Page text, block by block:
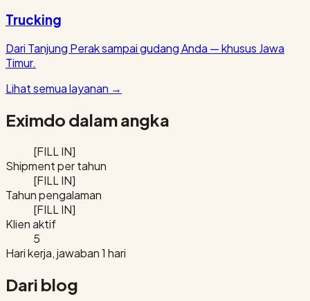
Trucking
Dari Tanjung Perak sampai gudang Anda — khusus Jawa
Timur.
Lihat semua layanan →
Eximdo dalam angka
[FILL IN]
Shipment per tahun
[FILL IN]
Tahun pengalaman
[FILL IN]
Klien aktif
5
Hari kerja, jawaban 1 hari
Dari blog